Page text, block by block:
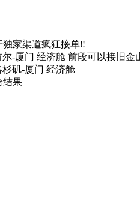
独家渠道疯狂接单‼️
尔-厦门 经济舱 前段可以接旧金
杉矶-厦门 经济舱
结果